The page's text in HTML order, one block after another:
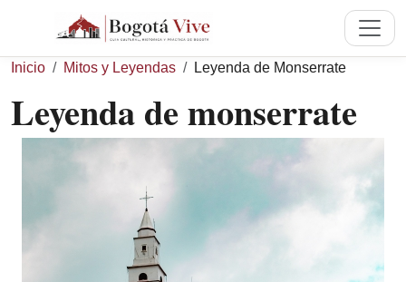
Sobrescribir enlaces de ayuda a
Inicio Mitos y Leyendas Leyenda de Monserrate
Leyenda de monserrate